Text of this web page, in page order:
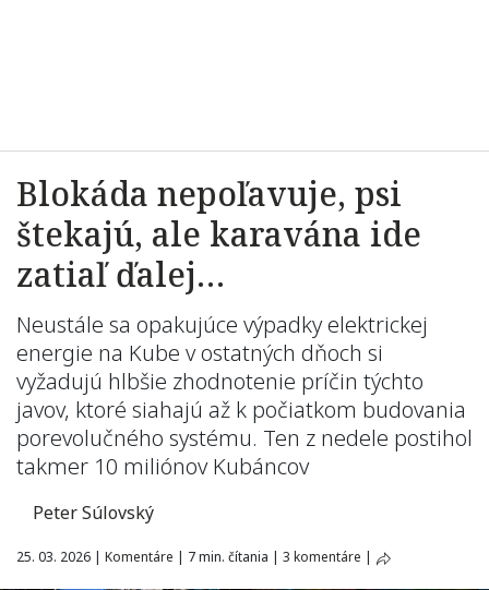
Blokáda nepoľavuje, psi
štekajú, ale karavána ide
zatiaľ ďalej…
Neustále sa opakujúce výpadky elektrickej
energie na Kube v ostatných dňoch si
vyžadujú hlbšie zhodnotenie príčin týchto
javov, ktoré siahajú až k počiatkom budovania
porevolučného systému. Ten z nedele postihol
takmer 10 miliónov Kubáncov
Peter Súlovský
25. 03. 2026 | Komentáre | 7 min. čítania | 3 komentáre |